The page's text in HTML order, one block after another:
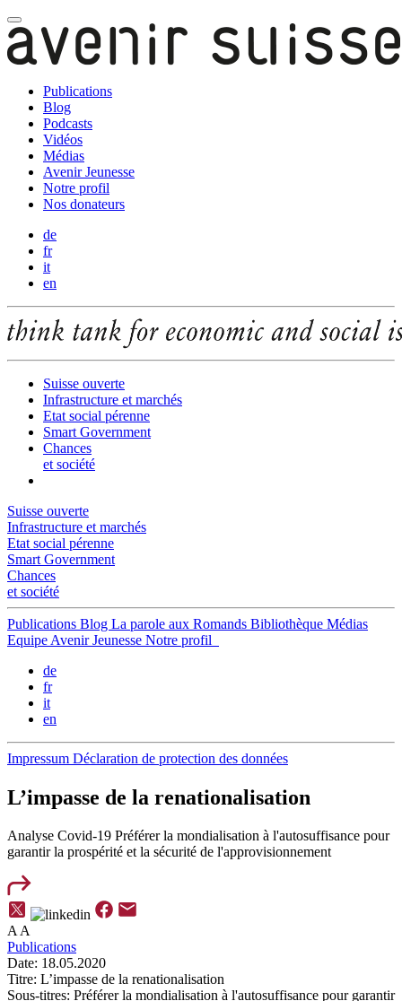
Publications
Blog
Podcasts
Vidéos
Médias
Avenir Jeunesse
Notre profil
Nos donateurs
de
fr
it
en
Suisse ouverte
Infrastructure et marchés
Etat social pérenne
Smart Government
Chances
et société
Suisse ouverte
Infrastructure et marchés
Etat social pérenne
Smart Government
Chances
et société
Publications Blog La parole aux Romands Bibliothèque Médias
Equipe Avenir Jeunesse Notre profil
de
fr
it
en
Impressum Déclaration de protection des données
L’impasse de la renationalisation
Analyse Covid-19 Préférer la mondialisation à l'autosuffisance pour
garantir la prospérité et la sécurité de l'approvisionnement
A A
Publications
Date: 18.05.2020
Titre: L’impasse de la renationalisation
Sous-titres: Préférer la mondialisation à l'autosuffisance pour garantir